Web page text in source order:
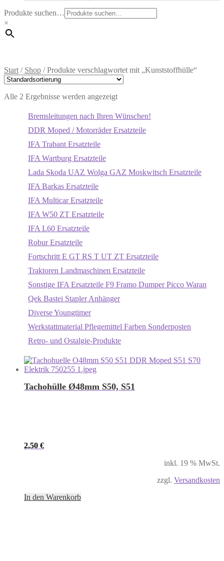
Produkte suchen…
×
Start / Shop /Produkte verschlagwortet mit „Kunststoffhülle“
Alle 2 Ergebnisse werden angezeigt
Bremsleitungen nach Ihren Wünschen!
DDR Moped / Motorräder Ersatzteile
IFA Trabant Ersatzteile
IFA Wartburg Ersatzteile
Lada Skoda UAZ Wolga GAZ Moskwitsch Ersatzteile
IFA Barkas Ersatzteile
IFA Multicar Ersatzteile
IFA W50 ZT Ersatzteile
IFA L60 Ersatzteile
Robur Ersatzteile
Fortschritt E GT RS T UT ZT Ersatzteile
Traktoren Landmaschinen Ersatzteile
Sonstige IFA Ersatzteile F9 Framo Dumper Picco Waran
Qek Bastei Stapler Anhänger
Diverse Youngtimer
Werkstattmaterial Pflegemittel Farben Sonderposten
Retro- und Ostalgie-Produkte
Tachohülle Ø48mm S50, S51
2,50 €
inkl. 19 % MwSt.
zzgl. Versandkosten
In den Warenkorb